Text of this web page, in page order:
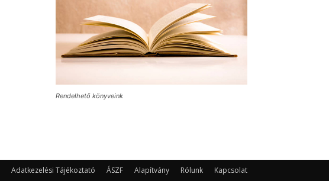
Rendelhető könyveink
Adatkezelési Tájékoztató ÁSZF Alapítvány Rólunk Kapcsolat